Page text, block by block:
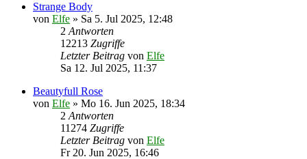
Strange Body
von Elfe » Sa 5. Jul 2025, 12:48
2 Antworten
12213 Zugriffe
Letzter Beitrag von Elfe
Sa 12. Jul 2025, 11:37
Beautyfull Rose
von Elfe » Mo 16. Jun 2025, 18:34
2 Antworten
11274 Zugriffe
Letzter Beitrag von Elfe
Fr 20. Jun 2025, 16:46